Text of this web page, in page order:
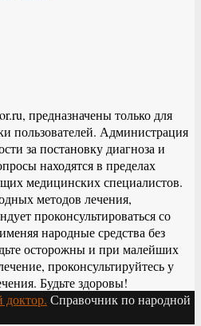
предназначены только для
пользователей. Администрация
за постановку диагноза и
находятся в пределах
медицинских специалистов.
методов лечения,
проконсультироваться со
народные средства без
осторожны и при малейших
проконсультируйтесь у
Будьте здоровы!
Справочник по народной